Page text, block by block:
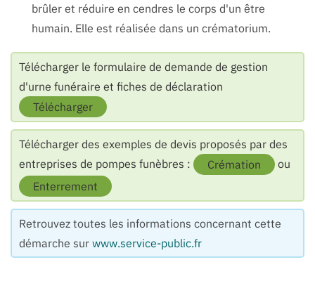
brûler et réduire en cendres le corps d'un être
humain. Elle est réalisée dans un crématorium.
Télécharger le formulaire de demande de gestion
d'urne funéraire et fiches de déclaration
Télécharger
Télécharger des exemples de devis proposés par des
entreprises de pompes funèbres :
Crémation
ou
Enterrement
Retrouvez toutes les informations concernant cette
démarche sur www.service-public.fr